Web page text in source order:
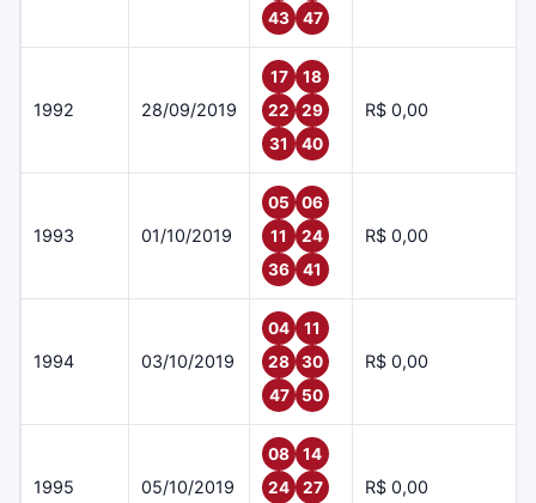
43
47
1992 28/09/2019
17
18
22
29
31
40
R$ 0,00
1993 01/10/2019
05
06
11
24
36
41
R$ 0,00
1994 03/10/2019
04
11
28
30
47
50
R$ 0,00
1995 05/10/2019
08
14
24
27
R$ 0,00